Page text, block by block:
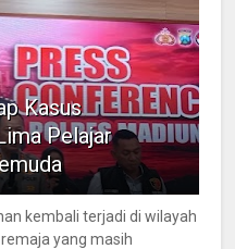
Kasus
Pelajar
kembali terjadi di wilayah
yang masih